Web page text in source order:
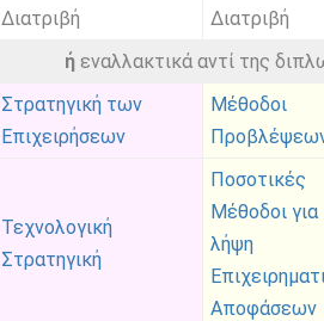
Διατριβή
Διατριβή
ή εναλλακτικά αντί της
Στρατηγική των
Επιχειρήσεων
Μέθοδοι
Τεχνολογική
Στρατηγική
Ποσοτικές
Μέθοδοι για
λήψη
Αποφάσεων